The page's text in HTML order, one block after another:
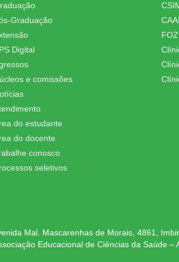
Graduação
Digital
e comissões
do estudante
do docente
conosco
seletivos
FOZ
Mal. Mascarenhas de Morais, 4861,
Educacional de Ciências da Saúde –